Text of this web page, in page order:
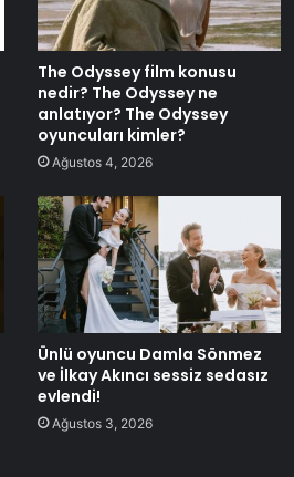
The Odyssey film konusu
nedir? The Odyssey ne
anlatıyor? The Odyssey
oyuncuları kimler?
Ağustos 4, 2026
Ünlü oyuncu Damla Sönmez
ve İlkay Akıncı sessiz sedasız
evlendi!
Ağustos 3, 2026